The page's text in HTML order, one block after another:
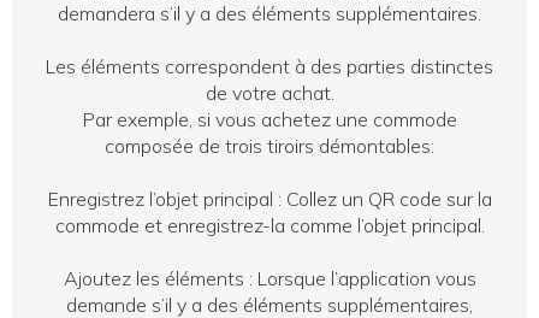
demandera s’il y a des éléments supplémentaires.
Les éléments correspondent à des parties distinctes
de votre achat.
Par exemple, si vous achetez une commode
composée de trois tiroirs démontables:
Enregistrez l’objet principal : Collez un QR code sur la
commode et enregistrez-la comme l’objet principal.
Ajoutez les éléments : Lorsque l’application vous
demande s’il y a des éléments supplémentaires,